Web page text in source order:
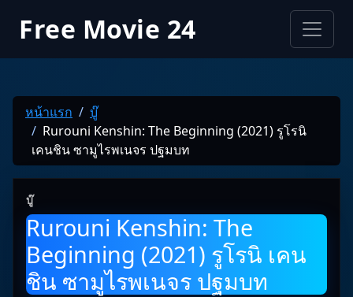
Free Movie 24
หน้าแรก
บู๊
Rurouni Kenshin: The Beginning (2021) รูโรนิ
เคนชิน ซามูไรพเนจร ปฐมบท
บู๊
Rurouni Kenshin: The
Beginning (2021) รูโรนิ เคน
ชิน ซามูไรพเนจร ปฐมบท